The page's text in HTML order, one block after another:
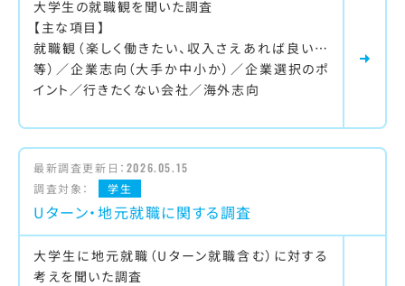
大学生の就職観を聞いた調査
【主な項目】
就職観（楽しく働きたい、収入さえあれば良い…
等）／企業志向（大手か中小か）／企業選択のポ
イント／行きたくない会社／海外志向
最新調査更新日： 2026.05.15
調査対象：
学生
Uターン・地元就職に関する調査
大学生に地元就職（Uターン就職含む）に対する
考えを聞いた調査